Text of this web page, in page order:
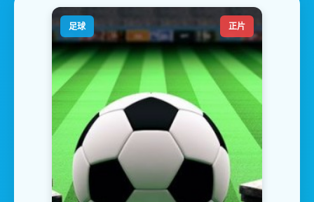
足球 正片